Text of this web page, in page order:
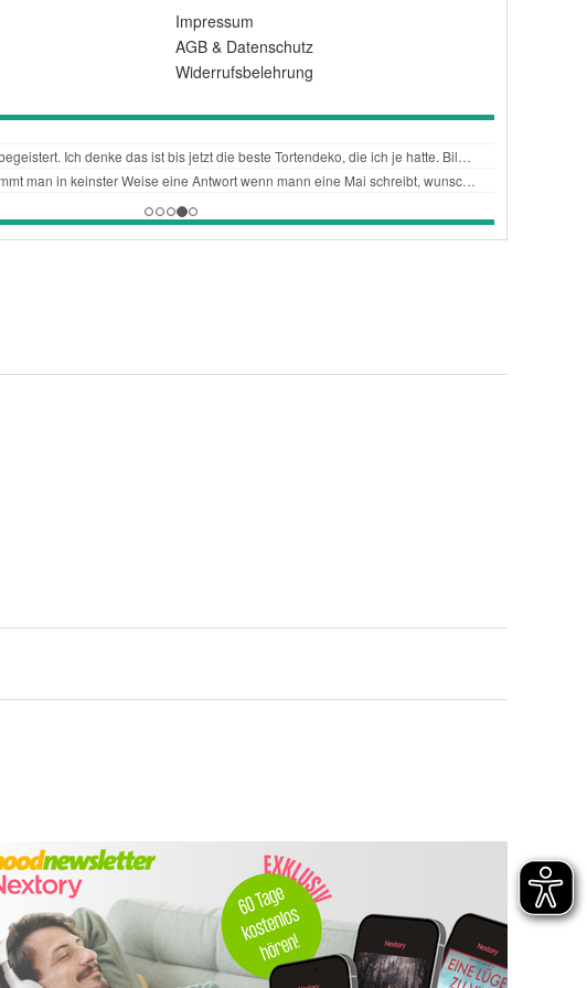
Impressum
AGB & Datenschutz
Widerrufsbelehrung